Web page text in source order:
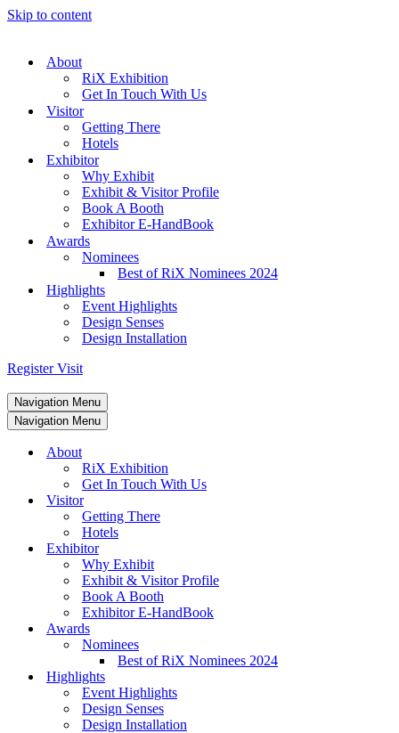
Skip to content
About
RiX Exhibition
Get In Touch With Us
Visitor
Getting There
Hotels
Exhibitor
Why Exhibit
Exhibit & Visitor Profile
Book A Booth
Exhibitor E-HandBook
Awards
Nominees
Best of RiX Nominees 2024
Highlights
Event Highlights
Design Senses
Design Installation
Register Visit
Navigation Menu
Navigation Menu
About
RiX Exhibition
Get In Touch With Us
Visitor
Getting There
Hotels
Exhibitor
Why Exhibit
Exhibit & Visitor Profile
Book A Booth
Exhibitor E-HandBook
Awards
Nominees
Best of RiX Nominees 2024
Highlights
Event Highlights
Design Senses
Design Installation